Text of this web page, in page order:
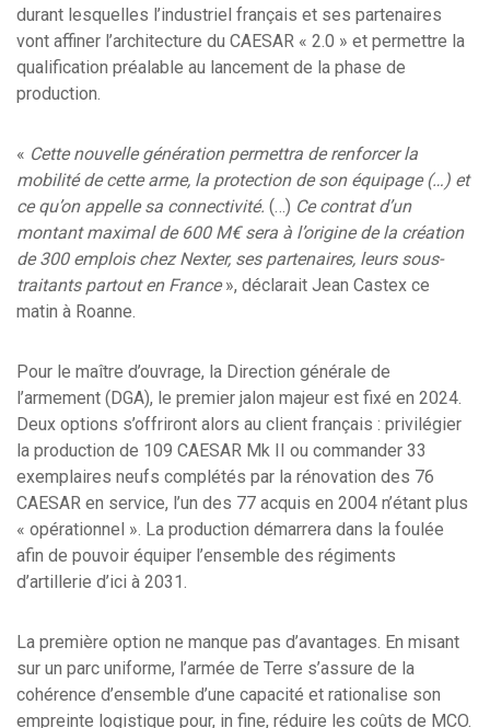
durant lesquelles l’industriel français et ses partenaires
vont affiner l’architecture du CAESAR « 2.0 » et permettre la
qualification préalable au lancement de la phase de
production.
« Cette nouvelle génération permettra de renforcer la
mobilité de cette arme, la protection de son équipage (…) et
ce qu’on appelle sa connectivité. (…) Ce contrat d’un
montant maximal de 600 M€ sera à l’origine de la création
de 300 emplois chez Nexter, ses partenaires, leurs sous-
traitants partout en France», déclarait Jean Castex ce
matin à Roanne.
Pour le maître d’ouvrage, la Direction générale de
l’armement (DGA), le premier jalon majeur est fixé en 2024.
Deux options s’offriront alors au client français : privilégier
la production de 109 CAESAR Mk II ou commander 33
exemplaires neufs complétés par la rénovation des 76
CAESAR en service, l’un des 77 acquis en 2004 n’étant plus
« opérationnel ». La production démarrera dans la foulée
afin de pouvoir équiper l’ensemble des régiments
d’artillerie d’ici à 2031.
La première option ne manque pas d’avantages. En misant
sur un parc uniforme, l’armée de Terre s’assure de la
cohérence d’ensemble d’une capacité et rationalise son
empreinte logistique pour, in fine, réduire les coûts de MCO.